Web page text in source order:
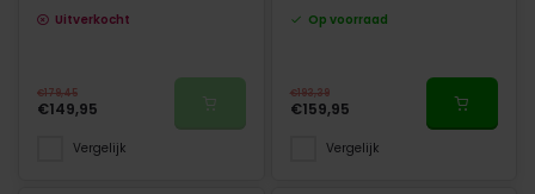
Uitverkocht
€179,45
€149,95
Vergelijk
Op voorraad
€193,39
€159,95
Vergelijk